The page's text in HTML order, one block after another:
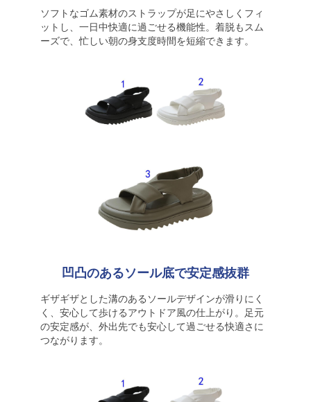
ソフトなゴム素材のストラップが足にやさしくフィ
ットし、一日中快適に過ごせる機能性。着脱もスム
ーズで、忙しい朝の身支度時間を短縮できます。
凹凸のあるソール底で安定感抜群
ギザギザとした溝のあるソールデザインが滑りにく
く、安心して歩けるアウトドア風の仕上がり。足元
の安定感が、外出先でも安心して過ごせる快適さに
つながります。